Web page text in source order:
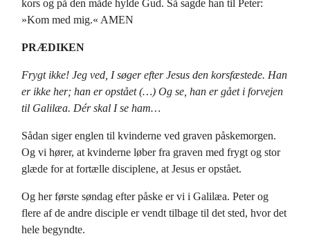
kors og på den måde hylde Gud. Så sagde han til Peter:
»Kom med mig.« AMEN
PRÆDIKEN
Frygt ikke! Jeg ved, I søger efter Jesus den korsfæstede. Han
er ikke her; han er opstået (…) Og se, han er gået i forvejen
til Galilæa. Dér skal I se ham…
Sådan siger englen til kvinderne ved graven påskemorgen.
Og vi hører, at kvinderne løber fra graven med frygt og stor
glæde for at fortælle disciplene, at Jesus er opstået.
Og her første søndag efter påske er vi i Galilæa. Peter og
flere af de andre disciple er vendt tilbage til det sted, hvor det
hele begyndte.